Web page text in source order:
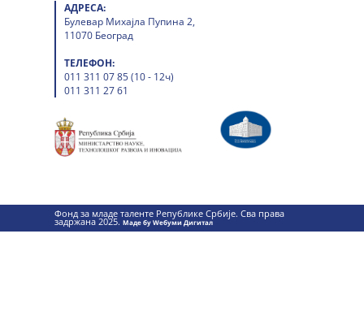
АДРЕСА:
Булевар Михајла Пупина 2,
11070 Београд
ТЕЛЕФОН:
011 311 07 85 (10 - 12ч)
011 311 27 61
Фонд за младе таленте Републике Србије. Сва права
задржана 2025.Маде бy Wебуми Дигитал